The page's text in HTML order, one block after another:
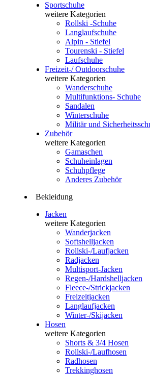
Sportschuhe
weitere Kategorien
Rollski -Schuhe
Langlaufschuhe
Alpin - Stiefel
Tourenski - Stiefel
Laufschuhe
Freizeit-/ Outdoorschuhe
weitere Kategorien
Wanderschuhe
Multifunktions- Schuhe
Sandalen
Winterschuhe
Militär und
Zubehör
weitere Kategorien
Gamaschen
Schuheinlagen
Schuhpflege
Anderes Zubehör
Bekleidung
Jacken
weitere Kategorien
Wanderjacken
Softshelljacken
Rollski-/Laufjacken
Radjacken
Multisport-Jacken
Regen-/Hardshelljacken
Fleece-/Strickjacken
Freizeitjacken
Langlaufjacken
Winter-/Skijacken
Hosen
weitere Kategorien
Shorts & 3/4 Hosen
Rollski-/Laufhosen
Radhosen
Trekkinghosen